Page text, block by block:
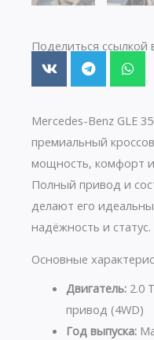
Поделиться ссылкой
Mercedes-Benz GLE
премиальный
мощность, комфорт
Полный привод и
делают его
надёжность и статус.
Основные
Двигатель:2.0
привод (4WD)
Год выпуска: